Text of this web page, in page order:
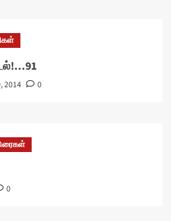
2014 0
0